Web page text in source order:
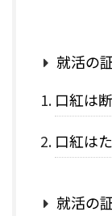
就活の
口紅は
口紅は
就活の